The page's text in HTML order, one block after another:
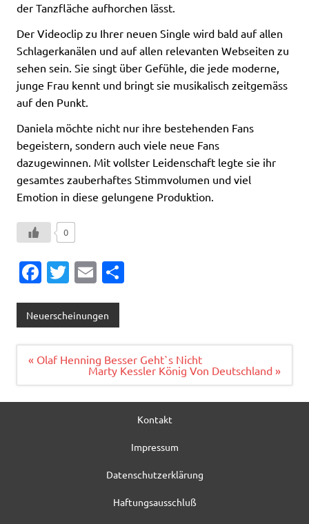
der Tanzfläche aufhorchen lässt.
Der Videoclip zu Ihrer neuen Single wird bald auf allen
Schlagerkanälen und auf allen relevanten Webseiten zu
sehen sein. Sie singt über Gefühle, die jede moderne,
junge Frau kennt und bringt sie musikalisch zeitgemäss
auf den Punkt.
Daniela möchte nicht nur ihre bestehenden Fans
begeistern, sondern auch viele neue Fans
dazugewinnen. Mit vollster Leidenschaft legte sie ihr
gesamtes zauberhaftes Stimmvolumen und viel
Emotion in diese gelungene Produktion.
0
Fa
e
b
o
o
k
T
it
te
r
E
ai
l
n
Neuerscheinungen
Beitragsnavigation
« Olaf Henning Besser Geht`s Nicht
Marty Kessler König Von Deutschland »
Kontakt
Impressum
Datenschutzerklärung
Haftungsausschluß